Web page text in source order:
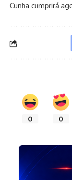
Cunha cumprirá
0 0